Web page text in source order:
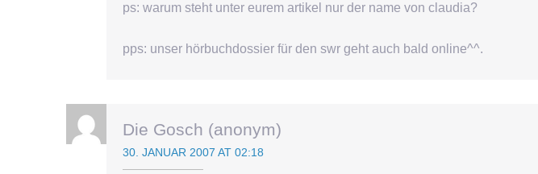
ps: warum steht unter eurem artikel nur der name von claudia?
pps: unser hörbuchdossier für den swr geht auch bald online^^.
Die Gosch (anonym)
30. JANUAR 2007 AT 02:18